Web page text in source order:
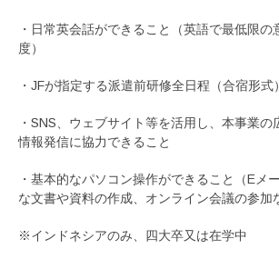
・日常英会話ができること（英語で最低限の
度）
・JFが指定する派遣前研修全日程（合宿形式
・SNS、ウェブサイト等を活用し、本事業の
情報発信に協力できること
・基本的なパソコン操作ができること（Eメ
な文書や資料の作成、オンライン会議の参加
※インドネシアのみ、四大卒又は在学中